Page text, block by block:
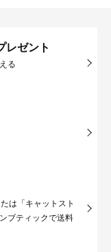
レゼント
る
は「キャットスト
ブティックで送料